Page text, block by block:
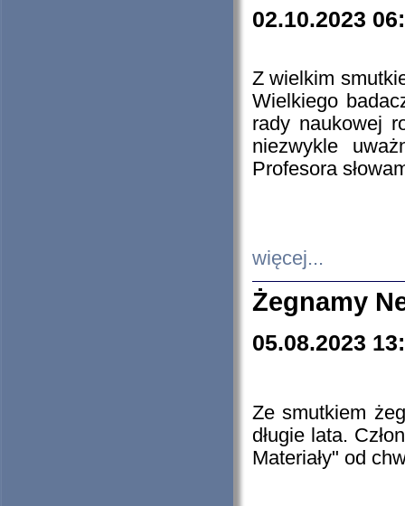
02.10.2023
Z wielkim
Wielkiego
rady naukowej
niezwykle
Profesora
więcej...
Żegnamy
05.08.2023
Ze smutkiem
długie lata.
Materiały" od